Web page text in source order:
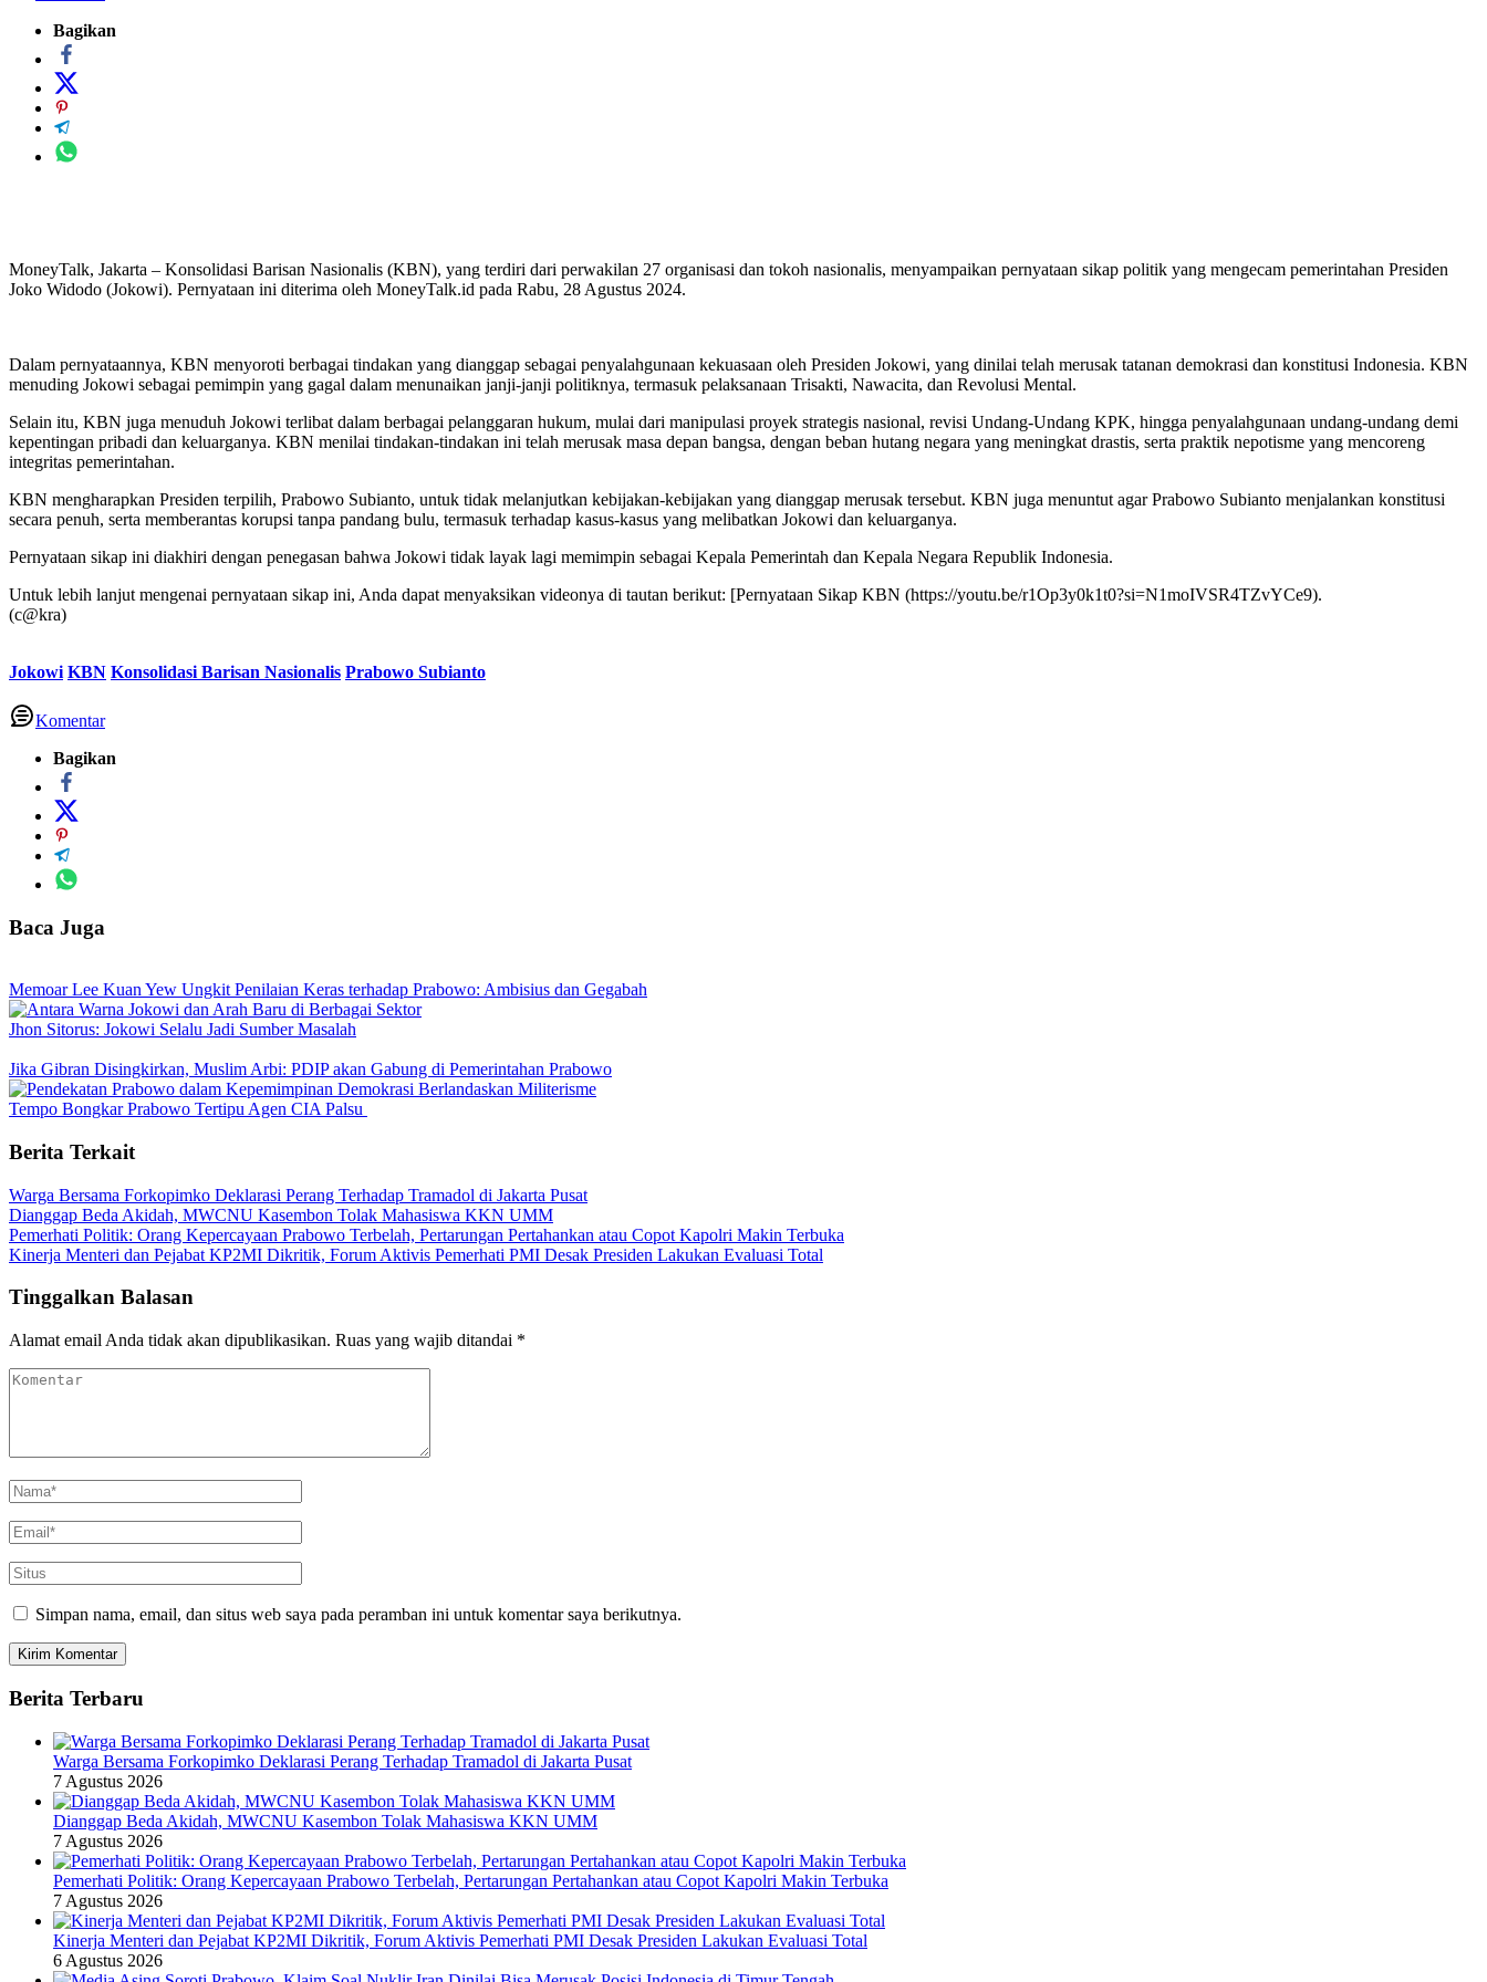
Bagikan
MoneyTalk, Jakarta – Konsolidasi Barisan Nasionalis (KBN), yang terdiri dari perwakilan 27 organisasi dan tokoh nasionalis, menyampaikan pernyataan sikap politik yang mengecam pemerintahan Presiden
Joko Widodo (Jokowi). Pernyataan ini diterima oleh MoneyTalk.id pada Rabu, 28 Agustus 2024.
Dalam pernyataannya, KBN menyoroti berbagai tindakan yang dianggap sebagai penyalahgunaan kekuasaan oleh Presiden Jokowi, yang dinilai telah merusak tatanan demokrasi dan konstitusi Indonesia. KBN
menuding Jokowi sebagai pemimpin yang gagal dalam menunaikan janji-janji politiknya, termasuk pelaksanaan Trisakti, Nawacita, dan Revolusi Mental.
Selain itu, KBN juga menuduh Jokowi terlibat dalam berbagai pelanggaran hukum, mulai dari manipulasi proyek strategis nasional, revisi Undang-Undang KPK, hingga penyalahgunaan undang-undang demi
kepentingan pribadi dan keluarganya. KBN menilai tindakan-tindakan ini telah merusak masa depan bangsa, dengan beban hutang negara yang meningkat drastis, serta praktik nepotisme yang mencoreng
integritas pemerintahan.
KBN mengharapkan Presiden terpilih, Prabowo Subianto, untuk tidak melanjutkan kebijakan-kebijakan yang dianggap merusak tersebut. KBN juga menuntut agar Prabowo Subianto menjalankan konstitusi
secara penuh, serta memberantas korupsi tanpa pandang bulu, termasuk terhadap kasus-kasus yang melibatkan Jokowi dan keluarganya.
Pernyataan sikap ini diakhiri dengan penegasan bahwa Jokowi tidak layak lagi memimpin sebagai Kepala Pemerintah dan Kepala Negara Republik Indonesia.
Untuk lebih lanjut mengenai pernyataan sikap ini, Anda dapat menyaksikan videonya di tautan berikut: [Pernyataan Sikap KBN (https://youtu.be/r1Op3y0k1t0?si=N1moIVSR4TZvYCe9).
(c@kra)
Jokowi KBN Konsolidasi Barisan Nasionalis Prabowo Subianto
Komentar
Bagikan
Baca Juga
Memoar Lee Kuan Yew Ungkit Penilaian Keras terhadap Prabowo: Ambisius dan Gegabah
Jhon Sitorus: Jokowi Selalu Jadi Sumber Masalah
Jika Gibran Disingkirkan, Muslim Arbi: PDIP akan Gabung di Pemerintahan Prabowo
Tempo Bongkar Prabowo Tertipu Agen CIA Palsu
Berita Terkait
Warga Bersama Forkopimko Deklarasi Perang Terhadap Tramadol di Jakarta Pusat
Dianggap Beda Akidah, MWCNU Kasembon Tolak Mahasiswa KKN UMM
Pemerhati Politik: Orang Kepercayaan Prabowo Terbelah, Pertarungan Pertahankan atau Copot Kapolri Makin Terbuka
Kinerja Menteri dan Pejabat KP2MI Dikritik, Forum Aktivis Pemerhati PMI Desak Presiden Lakukan Evaluasi Total
Tinggalkan Balasan
Alamat email Anda tidak akan dipublikasikan. Ruas yang wajib ditandai *
Simpan nama, email, dan situs web saya pada peramban ini untuk komentar saya berikutnya.
Berita Terbaru
Warga Bersama Forkopimko Deklarasi Perang Terhadap Tramadol di Jakarta Pusat
7 Agustus 2026
Dianggap Beda Akidah, MWCNU Kasembon Tolak Mahasiswa KKN UMM
7 Agustus 2026
Pemerhati Politik: Orang Kepercayaan Prabowo Terbelah, Pertarungan Pertahankan atau Copot Kapolri Makin Terbuka
7 Agustus 2026
Kinerja Menteri dan Pejabat KP2MI Dikritik, Forum Aktivis Pemerhati PMI Desak Presiden Lakukan Evaluasi Total
6 Agustus 2026